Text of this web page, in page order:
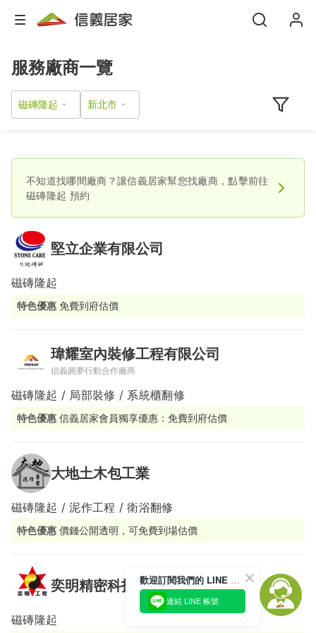
服務廠商一覽
磁磚隆起
不知道找哪間廠商？讓信義居家幫您找廠商，點擊前往
磁磚隆起 預約
堅立企業有限公司
磁磚隆起
特色優惠 免費到府估價
瑋耀室內裝修工程有限公司
信義圓夢行動合作廠商
磁磚隆起 / 局部裝修 / 系統櫃翻修
特色優惠 信義居家會員獨享優惠：免費到府估價
大地土木包工業
磁磚隆起 / 泥作工程 / 衛浴翻修
特色優惠 價錢公開透明，可免費到場估價
奕明精密科技地磚工程
磁磚隆起
歡迎訂閱我們的 LINE 官方帳號
連結 LINE 帳號